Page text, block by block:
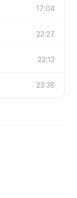
17:04
22:27
22:12
23:36